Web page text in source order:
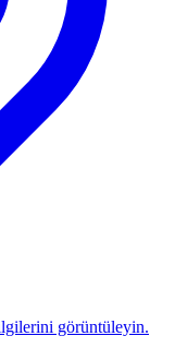
görüntüleyin.